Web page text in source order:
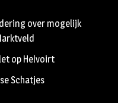
over mogelijk
op Helvoirt
Schatjes